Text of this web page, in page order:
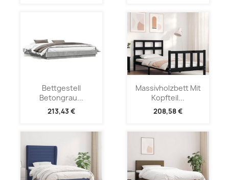
Bettgestell
Betongrau...
213,43 €
Massivholzbett Mit
Kopfteil...
208,58 €